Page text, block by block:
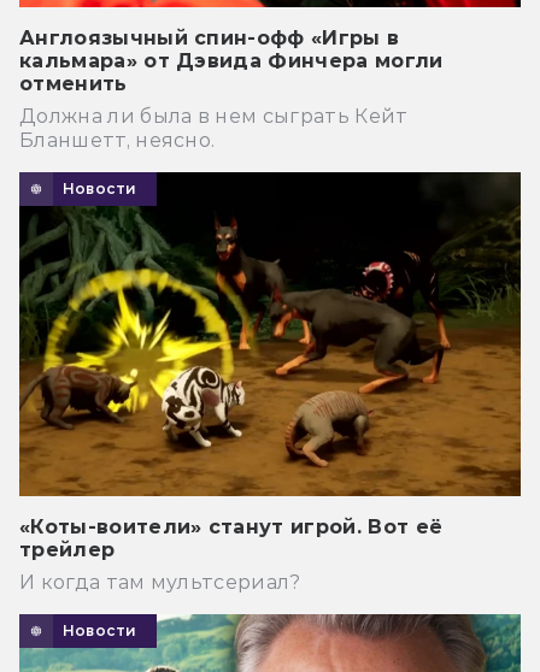
Англоязычный спин-офф «Игры в
кальмара» от Дэвида Финчера могли
отменить
Должна ли была в нем сыграть Кейт
Бланшетт, неясно.
Новости
«Коты-воители» станут игрой. Вот её
трейлер
И когда там мультсериал?
Новости